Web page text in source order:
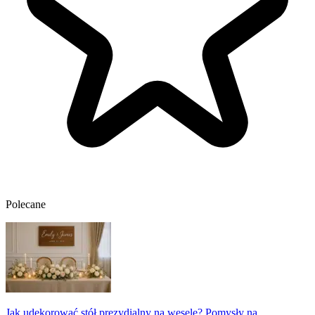
Polecane
Jak udekorować stół prezydialny na wesele? Pomysły na